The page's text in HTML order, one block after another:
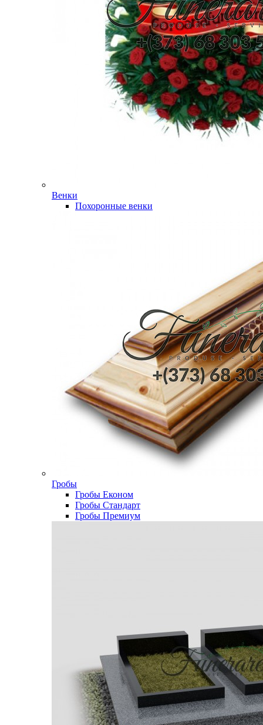
Венки
Похоронные венки
Гробы
Гробы Економ
Гробы Стандарт
Гробы Премиум